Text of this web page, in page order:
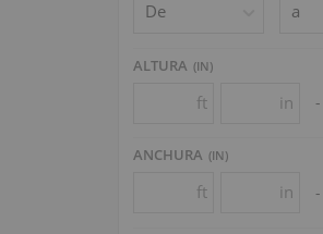
ALTURA (IN)
ft in -
ANCHURA (IN)
ft in -